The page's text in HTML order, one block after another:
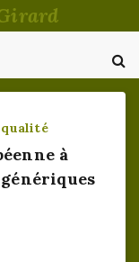
qualité
à